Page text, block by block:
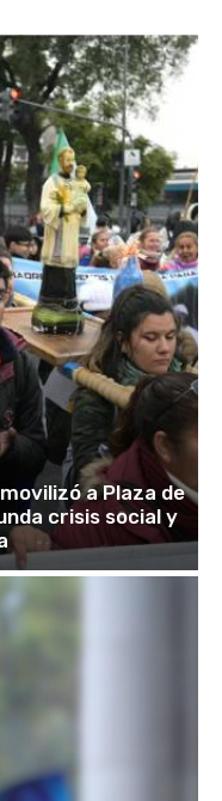
a Plaza de
crisis social y